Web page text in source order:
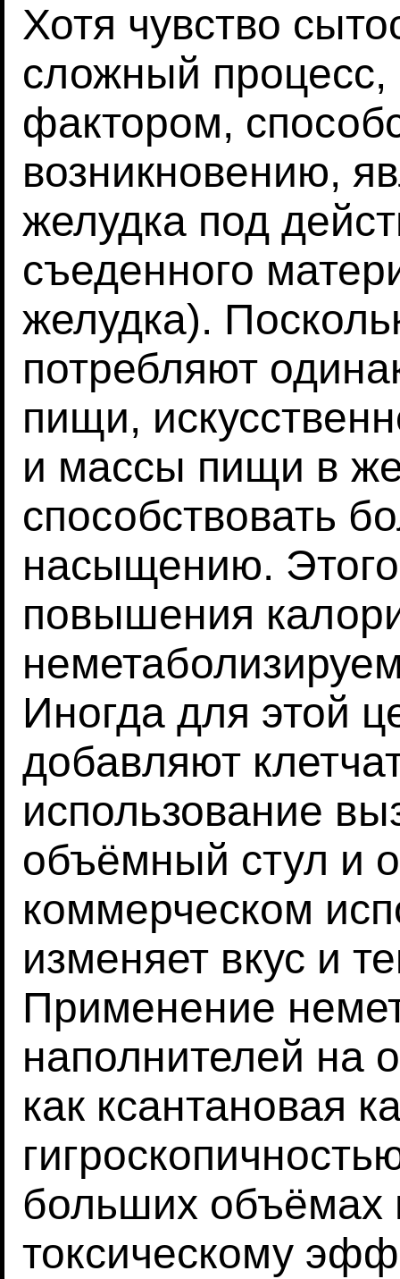
Хотя чувство
сложный
фактором,
возникновению,
желудка под
съеденного
желудка).
потребляют
пищи,
и массы пищи в
способствовать
насыщению.
повышения
Иногда для этой
добавляют
использование
объёмный стул и
коммерческом
изменяет вкус и
Применение
наполнителей на
как ксантановая
больших объёмах
токсическому